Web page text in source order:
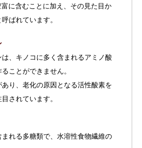
水にも溶けやすい
ので続けやすい印
スープや料理に混
ぜて使えるのも嬉
しいポイント。
手軽に健康習慣を
取り入れたい時に
活用しやすいアイ
永命極 #タモギタ
ケ #monipla
に含むことに加え、その見た目か
ばれています。
、キノコに多く含まれるアミノ酸
ことができません。
り、老化の原因となる活性酸素を
されています。
れる多糖類で、水溶性食物繊維の